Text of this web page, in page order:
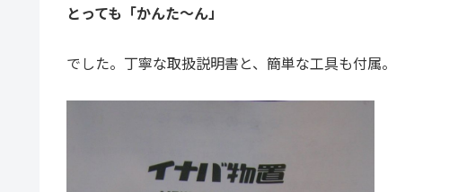
とっても「かんた〜ん」
でした。丁寧な取扱説明書と、簡単な工具も付属。